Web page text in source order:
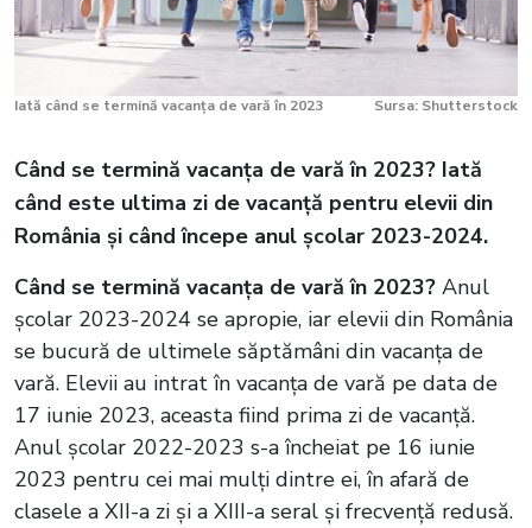
Iată când se termină vacanța de vară în 2023 Sursa: Shutterstock
Când se termină vacanța de vară în 2023? Iată
când este ultima zi de vacanță pentru elevii din
România și când începe anul școlar 2023-2024.
Când se termină vacanța de vară în 2023? Anul
școlar 2023-2024 se apropie, iar elevii din România
se bucură de ultimele săptămâni din vacanța de
vară. Elevii au intrat în vacanța de vară pe data de
17 iunie 2023, aceasta fiind prima zi de vacanță.
Anul școlar 2022-2023 s-a încheiat pe 16 iunie
2023 pentru cei mai mulți dintre ei, în afară de
clasele a XII-a zi și a XIII-a seral și frecvență redusă.